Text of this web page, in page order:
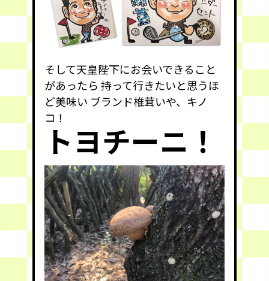
そして天皇陛下にお会いできること
があったら 持って行きたいと思うほ
ど美味い ブランド椎茸いや、キノ
コ！
トヨチーニ！